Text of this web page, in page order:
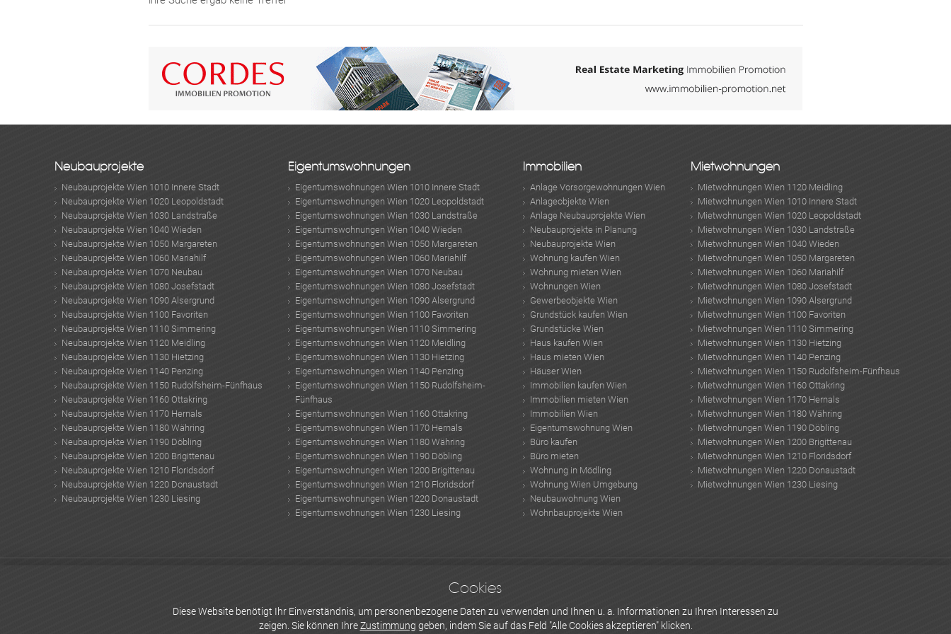
Neubauprojekte
Neubauprojekte Wien 1010 Innere Stadt
Neubauprojekte Wien 1020 Leopoldstadt
Neubauprojekte Wien 1030 Landstraße
Neubauprojekte Wien 1040 Wieden
Neubauprojekte Wien 1050 Margareten
Neubauprojekte Wien 1060 Mariahilf
Neubauprojekte Wien 1070 Neubau
Neubauprojekte Wien 1080 Josefstadt
Neubauprojekte Wien 1090 Alsergrund
Neubauprojekte Wien 1100 Favoriten
Neubauprojekte Wien 1110 Simmering
Neubauprojekte Wien 1120 Meidling
Neubauprojekte Wien 1130 Hietzing
Neubauprojekte Wien 1140 Penzing
Neubauprojekte Wien 1150 Rudolfsheim-Fünfhaus
Neubauprojekte Wien 1160 Ottakring
Neubauprojekte Wien 1170 Hernals
Neubauprojekte Wien 1180 Währing
Neubauprojekte Wien 1190 Döbling
Neubauprojekte Wien 1200 Brigittenau
Neubauprojekte Wien 1210 Floridsdorf
Neubauprojekte Wien 1220 Donaustadt
Neubauprojekte Wien 1230 Liesing
Eigentumswohnungen
Eigentumswohnungen Wien 1010 Innere Stadt
Eigentumswohnungen Wien 1020 Leopoldstadt
Eigentumswohnungen Wien 1030 Landstraße
Eigentumswohnungen Wien 1040 Wieden
Eigentumswohnungen Wien 1050 Margareten
Eigentumswohnungen Wien 1060 Mariahilf
Eigentumswohnungen Wien 1070 Neubau
Eigentumswohnungen Wien 1080 Josefstadt
Eigentumswohnungen Wien 1090 Alsergrund
Eigentumswohnungen Wien 1100 Favoriten
Eigentumswohnungen Wien 1110 Simmering
Eigentumswohnungen Wien 1120 Meidling
Eigentumswohnungen Wien 1130 Hietzing
Eigentumswohnungen Wien 1140 Penzing
Eigentumswohnungen Wien 1150 Rudolfsheim-
Fünfhaus
Eigentumswohnungen Wien 1160 Ottakring
Eigentumswohnungen Wien 1170 Hernals
Eigentumswohnungen Wien 1180 Währing
Eigentumswohnungen Wien 1190 Döbling
Eigentumswohnungen Wien 1200 Brigittenau
Eigentumswohnungen Wien 1210 Floridsdorf
Eigentumswohnungen Wien 1220 Donaustadt
Eigentumswohnungen Wien 1230 Liesing
Immobilien
Anlage Vorsorgewohnungen Wien
Anlageobjekte Wien
Anlage Neubauprojekte Wien
Neubauprojekte in Planung
Neubauprojekte Wien
Wohnung kaufen Wien
Wohnung mieten Wien
Wohnungen Wien
Gewerbeobjekte Wien
Grundstück kaufen Wien
Grundstücke Wien
Haus kaufen Wien
Haus mieten Wien
Häuser Wien
Immobilien kaufen Wien
Immobilien mieten Wien
Immobilien Wien
Eigentumswohnung Wien
Büro kaufen
Büro mieten
Wohnung in Mödling
Wohnung Wien Umgebung
Neubauwohnung Wien
Wohnbauprojekte Wien
Mietwohnungen
Mietwohnungen Wien 1120 Meidling
Mietwohnungen Wien 1010 Innere Stadt
Mietwohnungen Wien 1020 Leopoldstadt
Mietwohnungen Wien 1030 Landstraße
Mietwohnungen Wien 1040 Wieden
Mietwohnungen Wien 1050 Margareten
Mietwohnungen Wien 1060 Mariahilf
Mietwohnungen Wien 1080 Josefstadt
Mietwohnungen Wien 1090 Alsergrund
Mietwohnungen Wien 1100 Favoriten
Mietwohnungen Wien 1110 Simmering
Mietwohnungen Wien 1130 Hietzing
Mietwohnungen Wien 1140 Penzing
Mietwohnungen Wien 1150 Rudolfsheim-Fünfhaus
Mietwohnungen Wien 1160 Ottakring
Mietwohnungen Wien 1170 Hernals
Mietwohnungen Wien 1180 Währing
Mietwohnungen Wien 1190 Döbling
Mietwohnungen Wien 1200 Brigittenau
Mietwohnungen Wien 1210 Floridsdorf
Mietwohnungen Wien 1220 Donaustadt
Mietwohnungen Wien 1230 Liesing
3d drucker kaufen Schwangerschaftsyoga Wien
Häuser kaufen Österreich Neubau-Wohnungen von Bauträgern
Cookies
Diese Website benötigt Ihr Einverständnis, um personenbezogene Daten zu verwenden und Ihnen u. a. Informationen zu Ihren Interessen zu
zeigen. Sie können IhreZustimmung geben, indem Sie auf das Feld "Alle Cookies akzeptieren" klicken.